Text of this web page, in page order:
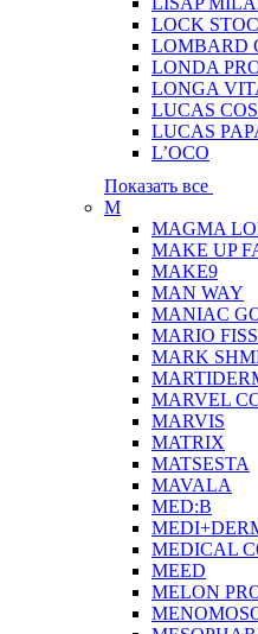
LOCK
LOMBARD
LONDA
LONGA
LUCAS
LUCAS
L’OCO
Показать все
M
MAGMA
MAKE UP
MAKE9
MAN WAY
MANIAC
MARIO
MARK
MARVEL
MARVIS
MATRIX
MATSESTA
MAVALA
MED:B
MEDICAL
MEED
MELON